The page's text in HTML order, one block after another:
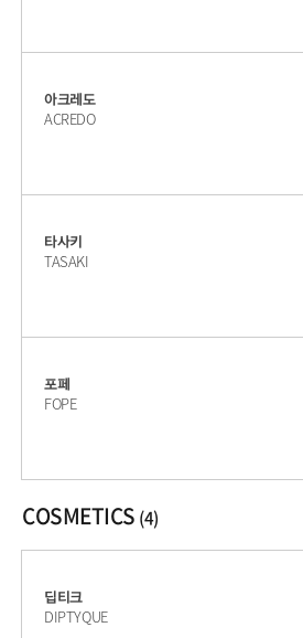
아크레도
ACREDO
타사키
TASAKI
포페
FOPE
COSMETICS (4)
딥티크
DIPTYQUE